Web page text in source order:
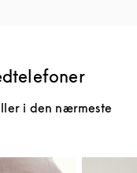
i den nærmeste